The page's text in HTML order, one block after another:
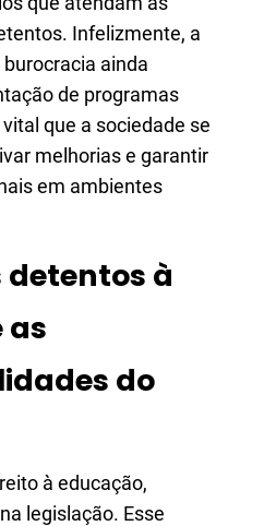
Infelizmente, a
ainda
de programas
que a sociedade se
melhorias e garantir
em ambientes
detentos à
as
do
à educação,
legislação. Esse